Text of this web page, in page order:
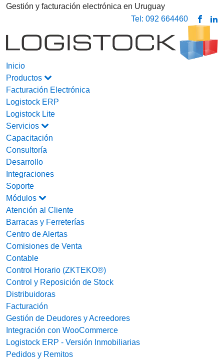
Gestión y facturación electrónica en Uruguay
Tel: 092 664460
Inicio
Productos
Facturación Electrónica
Logistock ERP
Logistock Lite
Servicios
Capacitación
Consultoría
Desarrollo
Integraciones
Soporte
Módulos
Atención al Cliente
Barracas y Ferreterías
Centro de Alertas
Comisiones de Venta
Contable
Control Horario (ZKTEKO®)
Control y Reposición de Stock
Distribuidoras
Facturación
Gestión de Deudores y Acreedores
Integración con WooCommerce
Logistock ERP - Versión Inmobiliarias
Pedidos y Remitos